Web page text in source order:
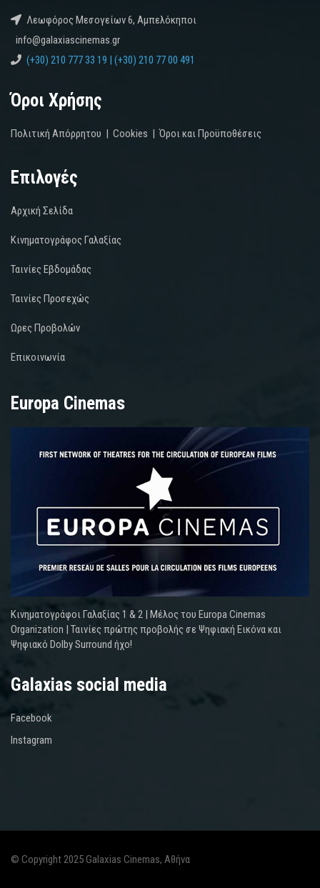
Λεωφόρος Μεσογείων 6, Αμπελόκηποι
info@galaxiascinemas.gr
(+30) 210 777 33 19 | (+30) 210 77 00 491
Όροι Χρήσης
Πολιτική Απόρρητου | Cookies |Όροι και Προϋποθέσεις
Επιλογές
Αρχική Σελίδα
Κινηματογράφος Γαλαξίας
Ταινίες Εβδομάδας
Ταινίες Προσεχώς
Ωρες Προβολών
Επικοινωνία
Europa Cinemas
Κινηματογράφοι Γαλαξίας 1 & 2 | Μέλος του Europa Cinemas
Organization | Ταινίες πρώτης προβολής σε Ψηφιακή Εικόνα και
Ψηφιακό Dolby Surround ήχο!
Galaxias social media
Facebook
Instagram
© Copyright 2025 Galaxias Cinemas, Αθήνα